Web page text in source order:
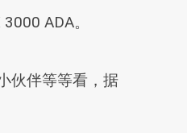
ADA。
伙伴等等看，据